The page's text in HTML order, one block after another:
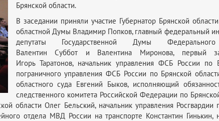
Брянской области.
В заседании приняли участие Губернатор Брянской
областной Думы Владимир Попков, главный федеральный
депутаты Государственной Думы
Валентин Суббот и Валентина Миронова, первый
Игорь Таратонов, начальник управления ФСБ России по
пограничного управления ФСБ России по Брянской
областного суда Евгений Быков, исполняющий
следственного комитета Российской Федерации по
области Олег Бельский, начальник управления
отдела МВД России на транспорте Константин